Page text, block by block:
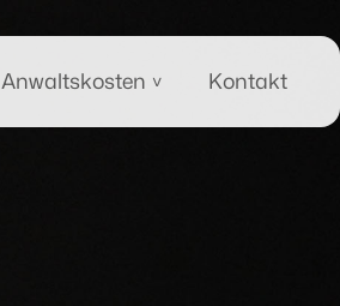
Anwaltskosten Kontakt